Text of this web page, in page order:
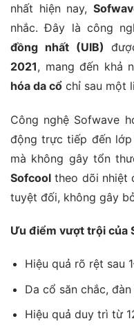
nhất hiện nay,
nhắc. Đây là công
đồng nhất (UIB)
2021, mang đến khả
hóa da cổ chỉ sau một
Công nghệ Sofwave
động trực tiếp đến
mà không gây tổn
Sofcool theo dõi nhiệt
tuyệt đối, không gây
Ưu điểm vượt trội của
Hiệu quả rõ rệt sau
Da cổ săn chắc,
Hiệu quả duy trì từ